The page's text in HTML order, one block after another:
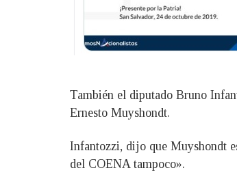
También el diputado Bruno
Ernesto Muyshondt.
Infantozzi, dijo que Muyshondt
del COENA tampoco».